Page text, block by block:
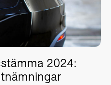
2024: